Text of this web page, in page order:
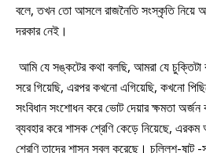
বলে, তখন তো আসলে রাজনৈতি সংস্কৃতি নিয়ে
দরকার নেই।
আমি যে সঙ্কটের কথা বলছি, আমরা যে চুক্তিটা
সরে গিয়েছি, এরপর কখনো এগিয়েছি, কখনো
সংবিধান সংশোধন করে ভোট দেয়ার ক্ষমতা
ব্যবহার করে শাসক শ্রেণি কেড়ে নিয়েছে,
শ্রেণি তাদের শাসন সবল করেছে। চল্লিশ-